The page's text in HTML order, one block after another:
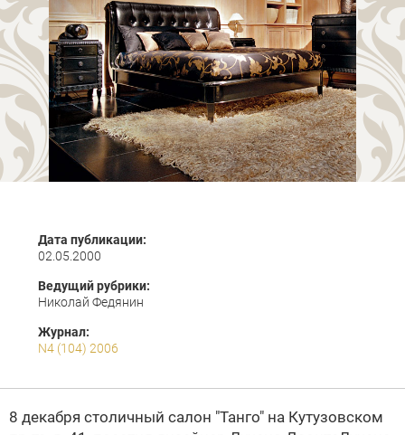
Дата публикации:
02.05.2000
Ведущий рубрики:
Николай Федянин
Журнал:
N4 (104) 2006
8 декабря столичный салон "Танго" на Кутузовском